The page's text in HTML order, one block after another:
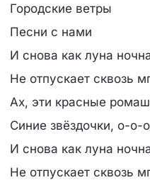
Городские ветры
Песни с нами
И снова как луна
Не отпускает сквозь
Ах, эти красные
Синие звёздочки, о-о-о
И снова как луна
Не отпускает сквозь